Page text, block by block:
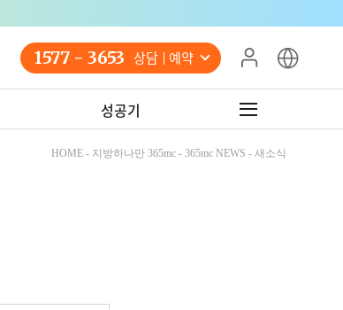
1577 - 3653 상담 예약
성공기
HOME - 지방하나만 365mc - 365mc NEWS - 새소식